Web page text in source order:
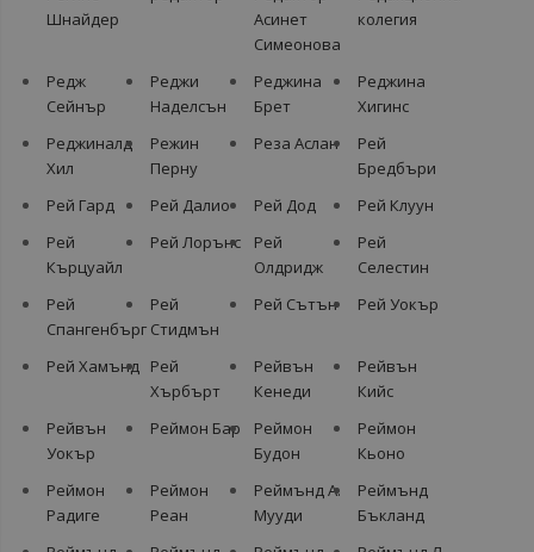
Шнайдер
Асинет
Симеонова
колегия
Редж
Сейнър
Реджи
Наделсън
Реджина
Брет
Реджина
Хигинс
Реджиналд
Хил
Режин
Перну
Реза Аслан
Рей
Бредбъри
Рей Гард
Рей Далио Рей Дод
Рей Клуун
Рей
Кърцуайл
Рей Лорънс
Рей
Олдридж
Рей
Селестин
Рей
Спангенбърг
Рей
Стидмън
Рей Сътън Рей Уокър
Рей Хамънд Рей
Хърбърт
Рейвън
Кенеди
Рейвън
Кийс
Рейвън
Уокър
Реймон Бар
Реймон
Будон
Реймон
Кьоно
Реймон
Радиге
Реймон
Реан
Реймънд А.
Мууди
Реймънд
Бъкланд